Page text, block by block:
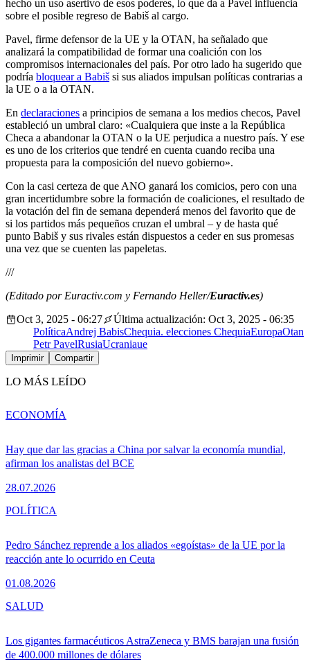
hecho un uso asertivo de esos poderes, lo que da a Pavel influencia
sobre el posible regreso de Babiš al cargo.
Pavel, firme defensor de la UE y la OTAN, ha señalado que
analizará la compatibilidad de formar una coalición con los
compromisos internacionales del país. Por otro lado ha sugerido que
podría bloquear a Babiš si sus aliados impulsan políticas contrarias a
la UE o a la OTAN.
En declaraciones a principios de semana a los medios checos, Pavel
estableció un umbral claro: «Cualquiera que inste a la República
Checa a abandonar la OTAN o la UE perjudica a nuestro país. Y ese
es uno de los criterios que tendré en cuenta cuando reciba una
propuesta para la composición del nuevo gobierno».
Con la casi certeza de que ANO ganará los comicios, pero con una
gran incertidumbre sobre la formación de coaliciones, el resultado de
la votación del fin de semana dependerá menos del favorito que de
si los partidos más pequeños cruzan el umbral – y de hasta qué
punto Babiš y sus rivales están dispuestos a ceder en sus promesas
una vez que se cuenten las papeletas.
///
(Editado por Euractiv.com y Fernando Heller/Euractiv.es)
Oct 3, 2025 - 06:27
Última actualización: Oct 3, 2025 - 06:35
PolíticaAndrej BabisChequia. elecciones ChequiaEuropaOtan
Petr PavelRusiaUcraniaue
Imprimir Compartir
LO MÁS LEÍDO
Hay que dar las gracias a China por salvar la economía mundial,
afirman los analistas del BCE
28.07.2026
ECONOMÍA
Pedro Sánchez reprende a los aliados «egoístas» de la UE por la
reacción ante lo ocurrido en Ceuta
01.08.2026
POLÍTICA
Los gigantes farmacéuticos AstraZeneca y BMS barajan una fusión
de 400.000 millones de dólares
SALUD